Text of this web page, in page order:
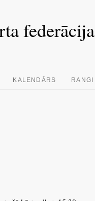
federācija
KALENDĀRS RANGI